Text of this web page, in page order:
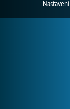
Nastavení